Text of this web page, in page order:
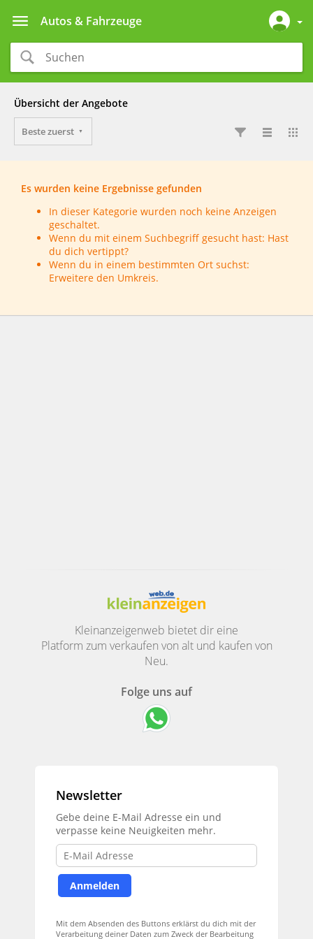
Autos & Fahrzeuge
Übersicht der Angebote
Beste zuerst
Es wurden keine Ergebnisse gefunden
In dieser Kategorie wurden noch keine Anzeigen
geschaltet.
Wenn du mit einem Suchbegriff gesucht hast: Hast
du dich vertippt?
Wenn du in einem bestimmten Ort suchst:
Erweitere den Umkreis.
Kleinanzeigenweb bietet dir eine
Platform zum verkaufen von alt und kaufen von
Neu.
Folge uns auf
Newsletter
Gebe deine E-Mail Adresse ein und
verpasse keine Neuigkeiten mehr.
Mit dem Absenden des Buttons erklärst du dich mit der
Verarbeitung deiner Daten zum Zweck der Bearbeitung